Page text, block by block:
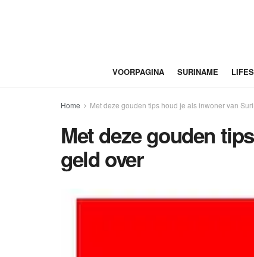
VOORPAGINA SURINAME
Home Met deze gouden tips houd je als inwoner van
Met deze gouden
geld over